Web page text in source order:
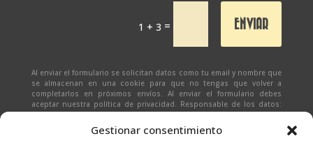
Gestionar consentimiento
1 + 3 = ENVIAR
Al enviar el formulario se solicitan datos como tu email y nombre que
se almacenan en una cookie para que no tengas que volver a
completarlos en próximos envíos. Al enviar el formulario debes
aceptar nuestra política de privacidad. Responsable de los datos:
Ivan Zabalza | Finalidad: responder a solicitudes del formulario |
Legitimación: Tu consentimiento expreso | Destinatario:
(datos almacenados sólo en cliente email) | Derechos: Tienes